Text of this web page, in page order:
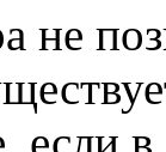
не
если